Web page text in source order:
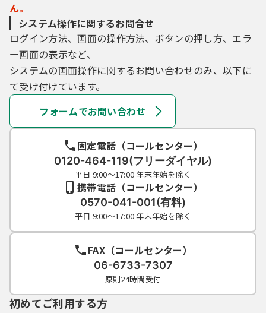
ん。
システム操作に関するお問合せ
ログイン方法、画面の操作方法、ボタンの押し方、エラ
ー画面の表示など、
システムの画面操作に関するお問い合わせのみ、以下に
て受け付けています。
フォームでお問い合わせ
固定電話（コールセンター）
0120-464-119(フリーダイヤル)
平日 9:00～17:00 年末年始を除く
携帯電話（コールセンター）
0570-041-001(有料)
平日 9:00～17:00 年末年始を除く
FAX（コールセンター）
06-6733-7307
原則24時間受付
初めてご利用する方